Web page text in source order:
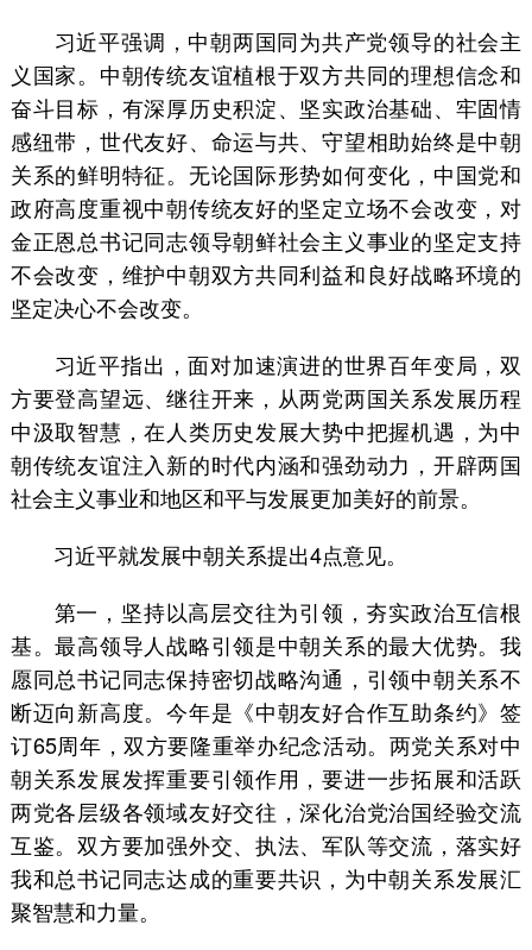
习近平强调，中朝两国同为共产党领导的社会主
义国家。中朝传统友谊植根于双方共同的理想信念和
奋斗目标，有深厚历史积淀、坚实政治基础、牢固情
感纽带，世代友好、命运与共、守望相助始终是中朝
关系的鲜明特征。无论国际形势如何变化，中国党和
政府高度重视中朝传统友好的坚定立场不会改变，对
金正恩总书记同志领导朝鲜社会主义事业的坚定支持
不会改变，维护中朝双方共同利益和良好战略环境的
坚定决心不会改变。
习近平指出，面对加速演进的世界百年变局，双
方要登高望远、继往开来，从两党两国关系发展历程
中汲取智慧，在人类历史发展大势中把握机遇，为中
朝传统友谊注入新的时代内涵和强劲动力，开辟两国
社会主义事业和地区和平与发展更加美好的前景。
习近平就发展中朝关系提出4点意见。
第一，坚持以高层交往为引领，夯实政治互信根
基。最高领导人战略引领是中朝关系的最大优势。我
愿同总书记同志保持密切战略沟通，引领中朝关系不
断迈向新高度。今年是《中朝友好合作互助条约》签
订65周年，双方要隆重举办纪念活动。两党关系对中
朝关系发展发挥重要引领作用，要进一步拓展和活跃
两党各层级各领域友好交往，深化治党治国经验交流
互鉴。双方要加强外交、执法、军队等交流，落实好
我和总书记同志达成的重要共识，为中朝关系发展汇
聚智慧和力量。